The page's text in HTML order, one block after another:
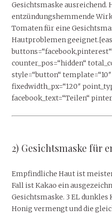
Gesichtsmaske ausreichend.
entzündungshemmende
Tomaten für eine
Hautproblemen
counter_pos=“hidden“
style=“button“
fixedwidth_px=“120″
facebook_text=“Teilen“
2) Gesichtsmaske für
Empfindliche Haut ist
Fall ist Kakao ein
Gesichtsmaske. 3 EL
Honig vermengt und die